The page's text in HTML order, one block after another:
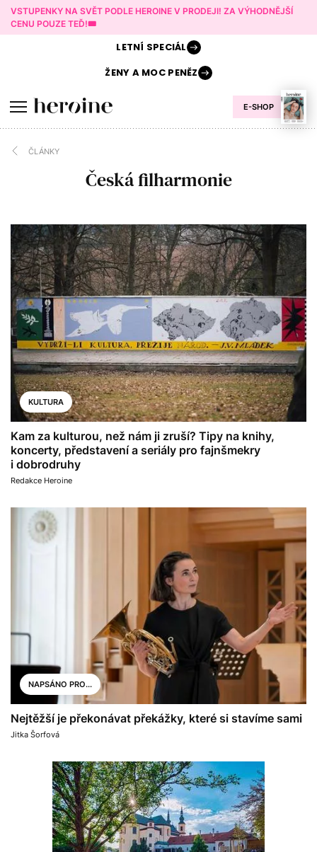
VSTUPENKY NA SVĚT PODLE HEROINE V PRODEJI! ZA VÝHODNĚJŠÍ
CENU POUZE TEĎ!🎟️
E-SHOP
LETNÍ SPECIÁL
ŽENY AMOC PENĚZ
ČLÁNKY
Česká filharmonie
KULTURA
Kam za kulturou, než nám ji zruší? Tipy na knihy,
koncerty, představení a seriály pro fajnšmekry
i dobrodruhy
Redakce Heroine
NAPSÁNO PRO...
Nejtěžší je překonávat překážky, které si stavíme sami
Jitka Šorfová